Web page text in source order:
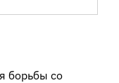
борьбы со